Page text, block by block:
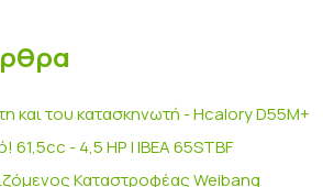
και του κατασκηνωτή - Hcalory D55M+
61,5cc - 4,5 HP | IBEA 65STBF
Καταστροφέας Weibang